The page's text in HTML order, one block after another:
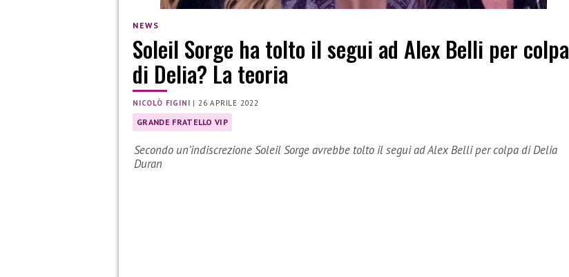
NEWS
Soleil Sorge ha tolto il segui ad Alex Belli per colpa
di Delia? La teoria
NICOLÒ FIGINI | 26 APRILE 2022
GRANDE FRATELLO VIP
Secondo un’indiscrezione Soleil Sorge avrebbe tolto il segui ad Alex Belli per colpa di Delia
Duran